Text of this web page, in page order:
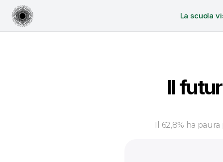
La scuola
Il
Il 62,8% ha